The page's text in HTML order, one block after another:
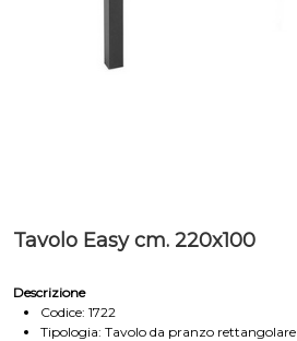
Tavolo Easy cm. 220x100
Descrizione
Codice: 1722
Tipologia: Tavolo da pranzo rettangolare